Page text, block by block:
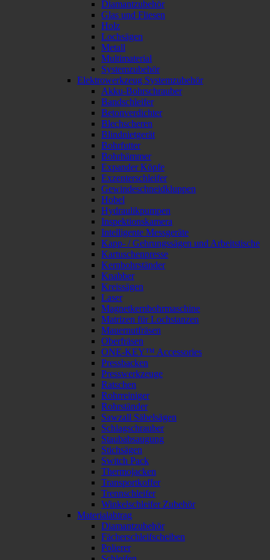
Diamantzubehör
Glas und Fliesen
Holz
Lochsägen
Metall
Multimaterial
Systemzubehör
Elektrowerkzeug Systemzubehör
Akku-Bohrschrauber
Bandschleifer
Betonverdichter
Blechscheren
Blindnietgerät
Bohrfutter
Bohrhämmer
Expander Köpfe
Exzenterschleifer
Gewindeschneidkluppen
Hobel
Hydraulikpumpen
Inspektionskamera
Intelligente Messgeräte
Kapp- / Gehrungssägen und Arbeitstische
Kartuschenpresse
Kernbohrständer
Knabber
Kreissägen
Laser
Magnetkernbohrmaschine
Matrizen für Lochstanzen
Mauernutfräsen
Oberfräsen
ONE-KEY™ Accessories
Pressbacken
Presswerkzeuge
Ratschen
Rohrreiniger
Rohrständer
Sawzall Säbelsägen
Schlagschrauber
Staubabsaugung
Stichsägen
Switch Pack
Thermojacken
Transportkoffer
Trennschleifer
Winkelschleifer Zubehör
Materialabtrag
Diamantzubehör
Fächerschleifscheiben
Polierer